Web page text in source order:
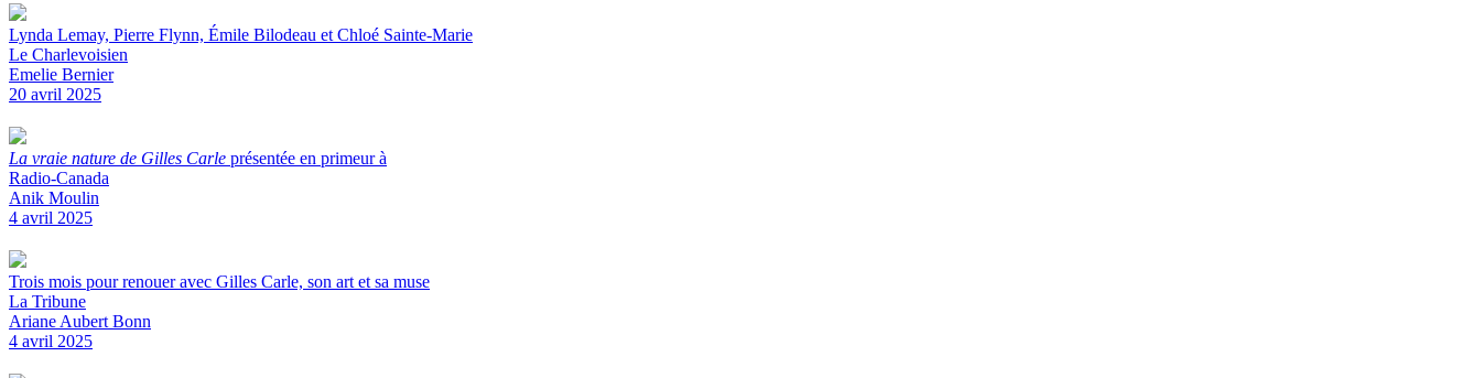
Lynda Lemay, Pierre Flynn, Émile Bilodeau et Chloé Sainte-Marie
Le Charlevoisien
Emelie Bernier
20 avril 2025
La vraie nature de Gilles Carle présentée en primeur à
Radio-Canada
Anik Moulin
4 avril 2025
Trois mois pour renouer avec Gilles Carle, son art et sa muse
La Tribune
Ariane Aubert Bonn
4 avril 2025